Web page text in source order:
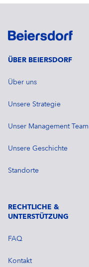
ÜBER BEIERSDORF
Über uns
Unsere Strategie
Unser Management Team
Unsere Geschichte
Standorte
RECHTLICHE &
UNTERSTÜTZUNG
FAQ
Kontakt